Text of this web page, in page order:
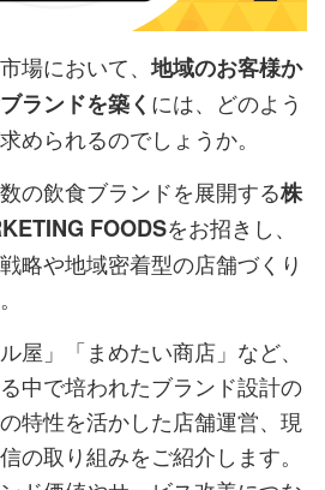
場において、地域のお客様か
ランドを築く には、どのよう
められるのでしょうか。
の飲食ブランドを展開する株
FOODSをお招きし、
略や地域密着型の店舗づくり
屋」「まめたい商店」など、
中で培われたブランド設計の
特性を活かした店舗運営、現
の取り組みをご紹介します。